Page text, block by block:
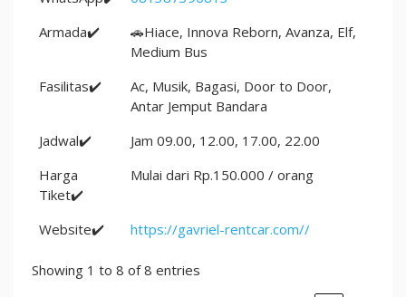
Armada✔️
🚗Hiace, Innova Reborn, Avanza, Elf,
Medium Bus
Fasilitas✔️
Ac, Musik, Bagasi, Door to Door,
Antar Jemput Bandara
Jadwal✔️
Jam 09.00, 12.00, 17.00, 22.00
Harga
Tiket✔️
Mulai dari Rp.150.000 / orang
Website✔️ https://gavriel-rentcar.com//
Showing 1 to 8 of 8 entries